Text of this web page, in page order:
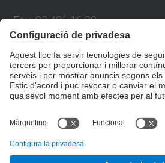
Fax:93 401 16 22
Directori UPC
Formulari de contacte